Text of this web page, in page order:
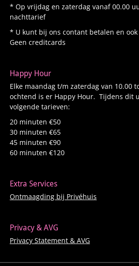
* Op vrijdag en zaterdag vanaf 00.00
nachttarief
* U kunt bij ons contant betalen en
Geen creditcards
Happy Hour
Elke maandag t/m zaterdag van 10.00
ochtend is er Happy Hour. Tijdens dit
volgende tarieven:
20 minuten €50
30 minuten €65
45 minuten €90
60 minuten €120
Extra Services
Ontmaagding bij Privéhuis
Privacy & AVG
Privacy Statement & AVG